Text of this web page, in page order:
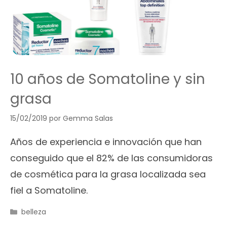
10 años de Somatoline y sin
grasa
15/02/2019 por Gemma Salas
Años de experiencia e innovación que han
conseguido que el 82% de las consumidoras
de cosmética para la grasa localizada sea
fiel a Somatoline.
Categorías
belleza